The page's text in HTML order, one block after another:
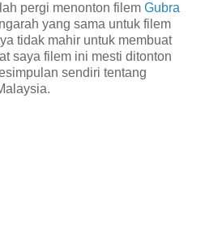
pergi menonton filem Gubra
yang sama untuk filem
tidak mahir untuk membuat
saya filem ini mesti ditonton
sendiri tentang